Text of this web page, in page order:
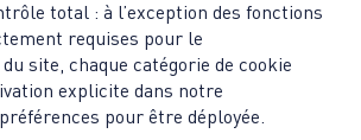
total : à l’exception des fonctions
requises pour le
site, chaque catégorie de cookie
explicite dans notre
pour être déployée.